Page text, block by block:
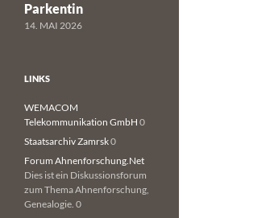
Parkentin
14. MAI 2026
LINKS
WEMACOM
Telekommunikation GmbH 0
Staatsarchiv Zamrsk0
Forum Ahnenforschung.Net
Dies ist ein Diskussionsforum
zum Thema Ahnenforschung,
Genealogie. 0